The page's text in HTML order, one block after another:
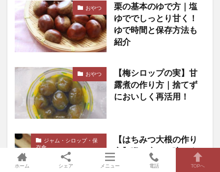
おやつ
栗の基本のゆで方｜塩
ゆででしっとり甘く！
ゆで時間と保存方法も
紹介
おやつ
【梅シロップの実】甘
露煮の作り方｜捨てず
においしく再活用！
ジャム・シロップ・保
存食
【はちみつ大根の作り
方】喉の痛み・咳に｜
飲み方や保存方法も紹
ホーム シェア メニュー 電話 TOPへ